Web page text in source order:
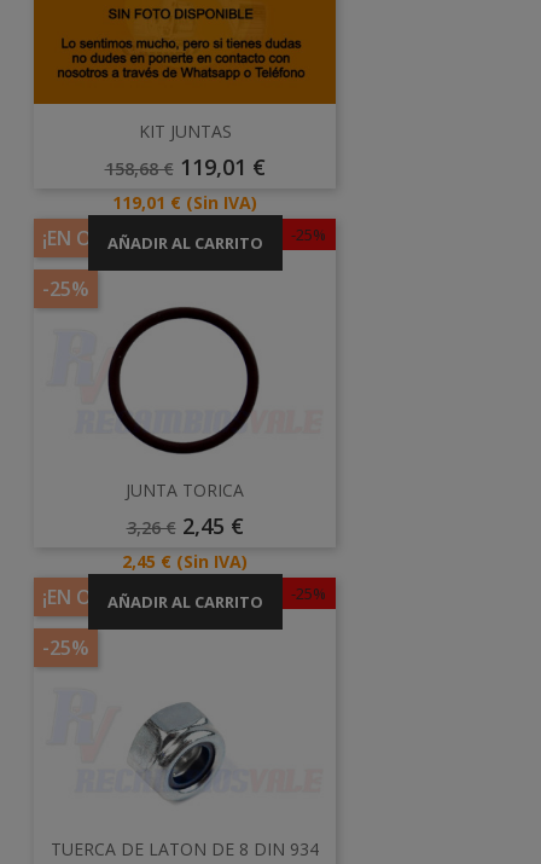
KIT JUNTAS
Precio
158,68 € Precio
119,01 €
Precio
119,01 € (Sin IVA)
AÑADIR AL CARRITO -25%
¡EN OFERTA!
-25%
JUNTA TORICA
Precio
3,26 € Precio
2,45 €
Precio
2,45 € (Sin IVA)
AÑADIR AL CARRITO -25%
¡EN OFERTA!
-25%
TUERCA DE LATON DE 8 DIN 934